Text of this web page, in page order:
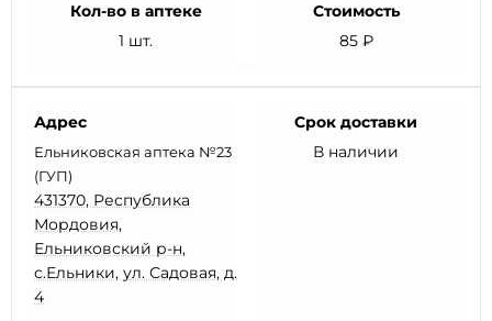
Кол-во в аптеке
1 шт.
Стоимость
85 ₽
Адрес
Ельниковская аптека №23
(ГУП)
431370, Республика
Мордовия,
Ельниковский р-н,
с.Ельники, ул. Садовая, д.
4
Срок доставки
В наличии